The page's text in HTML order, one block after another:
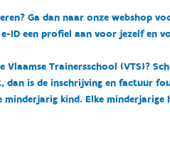
Ga dan naar onze webshop
ID een profiel aan voor jezelf en
Trainersschool (VTS)?
is de inschrijving en factuur
kind. Elke